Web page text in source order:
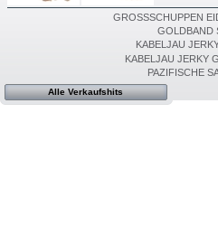
GROSSSCHUPPEN
GOLDBAND
KABELJAU
KABELJAU JERKY
PAZIFISCHE
Alle Verkaufshits